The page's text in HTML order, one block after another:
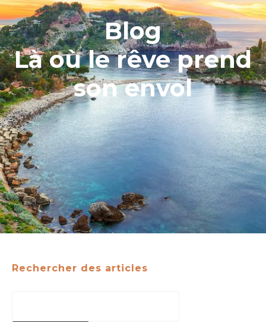
Blog
Là où le rêve prend
son envol
Rechercher des articles